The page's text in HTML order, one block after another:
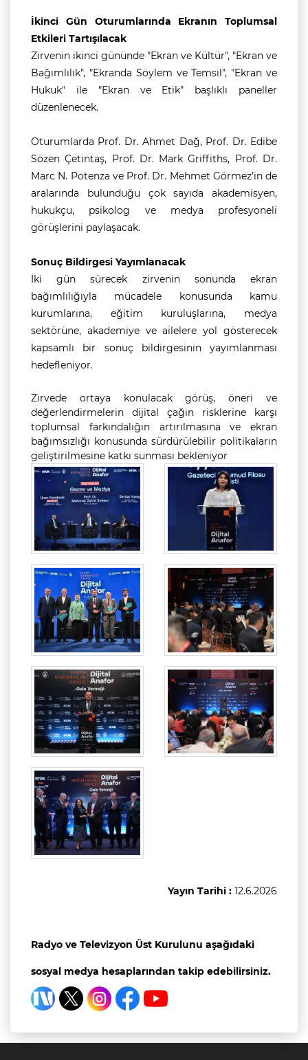
İkinci Gün Oturumlarında Ekranın Toplumsal
Etkileri Tartışılacak
Zirvenin ikinci gününde "Ekran ve Kültür", "Ekran ve
Bağımlılık", "Ekranda Söylem ve Temsil", "Ekran ve
Hukuk" ile "Ekran ve Etik" başlıklı paneller
düzenlenecek.
Oturumlarda Prof. Dr. Ahmet Dağ, Prof. Dr. Edibe
Sözen Çetintaş, Prof. Dr. Mark Griffiths, Prof. Dr.
Marc N. Potenza ve Prof. Dr. Mehmet Görmez’in de
aralarında bulunduğu çok sayıda akademisyen,
hukukçu, psikolog ve medya profesyoneli
görüşlerini paylaşacak.
Sonuç Bildirgesi Yayımlanacak
İki gün sürecek zirvenin sonunda ekran
bağımlılığıyla mücadele konusunda kamu
kurumlarına, eğitim kuruluşlarına, medya
sektörüne, akademiye ve ailelere yol gösterecek
kapsamlı bir sonuç bildirgesinin yayımlanması
hedefleniyor.
Zirvede ortaya konulacak görüş, öneri ve
değerlendirmelerin dijital çağın risklerine karşı
toplumsal farkındalığın artırılmasına ve ekran
bağımsızlığı konusunda sürdürülebilir politikaların
geliştirilmesine katkı sunması bekleniyor
Yayın Tarihi : 12.6.2026
Radyo ve Televizyon Üst Kurulunu aşağıdaki
sosyal medya hesaplarından takip edebilirsiniz.